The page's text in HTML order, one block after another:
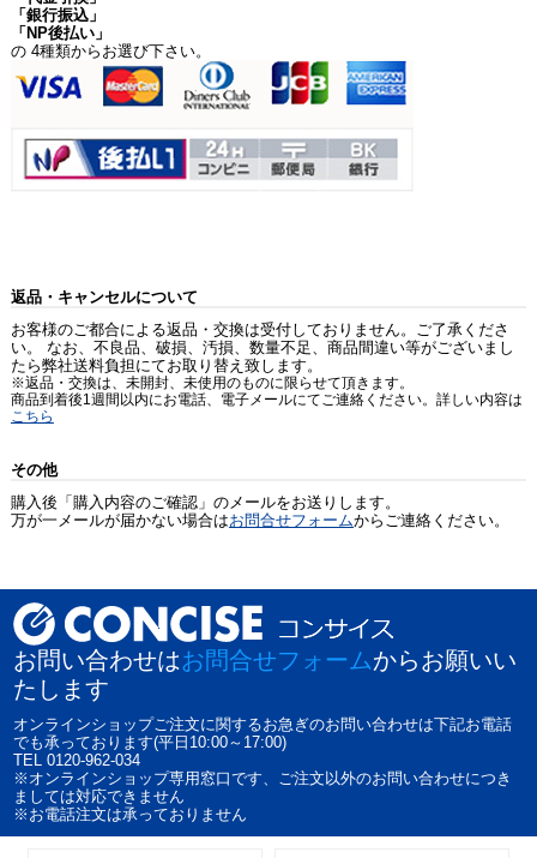
「銀行振込」
「NP後払い」
の 4種類からお選び下さい。
返品・キャンセルについて
お客様のご都合による返品・交換は受付しておりません。ご了承くださ
い。 なお、不良品、破損、汚損、数量不足、商品間違い等がございまし
たら弊社送料負担にてお取り替え致します。
※返品・交換は、未開封、未使用のものに限らせて頂きます。
商品到着後1週間以内にお電話、電子メールにてご連絡ください。詳しい内容は
こちら
その他
購入後「購入内容のご確認」のメールをお送りします。
万が一メールが届かない場合はお問合せフォームからご連絡ください。
お問い合わせはお問合せフォームからお願いい
たします
オンラインショップご注文に関するお急ぎのお問い合わせは下記お電話
でも承っております(平日10:00～17:00)
TEL 0120-962-034
※オンラインショップ専用窓口です、ご注文以外のお問い合わせにつき
ましては対応できません
※お電話注文は承っておりません